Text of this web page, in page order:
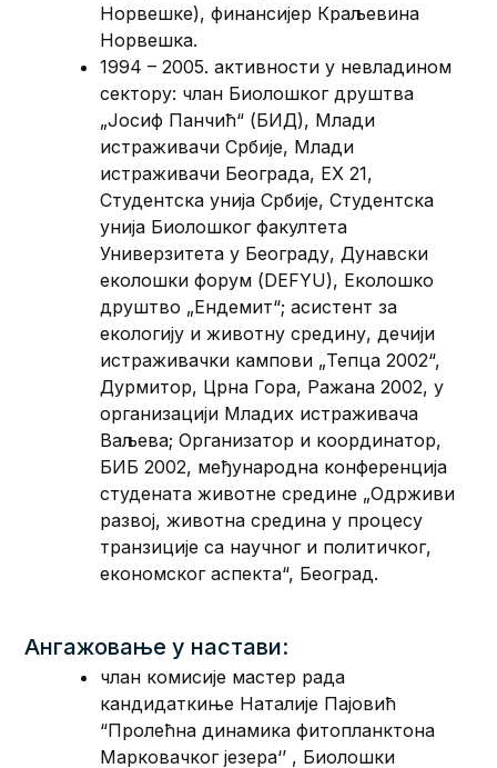
Норвешке), финансијер Краљевина
Норвешка.
1994 – 2005. активности у невладином
сектору: члан Биолошког друштва
„Јосиф Панчић“ (БИД), Млади
истраживачи Србије, Млади
истраживачи Београда, ЕХ 21,
Студентска унија Србије, Студентска
унија Биолошког факултета
Универзитета у Београду, Дунавски
еколошки форум (DEFYU), Еколошко
друштво „Ендемит“; асистент за
екологију и животну средину, дечији
истраживачки кампови „Тепца 2002“,
Дурмитор, Црна Гора, Ражана 2002, у
организацији Младих истраживача
Ваљева; Организатор и координатор,
БИБ 2002, међународна конференција
студената животне средине „Одрживи
развој, животна средина у процесу
транзиције са научног и политичког,
економског аспекта“, Београд.
Ангажовање у настави:
члан комисије мастер рада
кандидаткиње Наталије Пајовић
“Пролећна динамика фитопланктона
Марковачког језера‘’ , Биолошки